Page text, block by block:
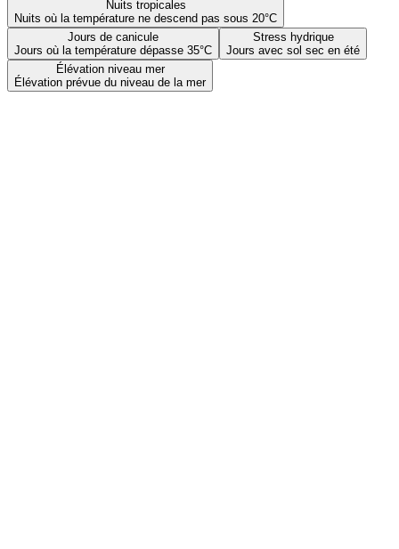
Nuits tropicales
Nuits où la température ne descend pas sous 20°C
Jours de canicule
Jours où la température dépasse 35°C
Stress hydrique
Jours avec sol sec en été
Élévation niveau mer
Élévation prévue du niveau de la mer